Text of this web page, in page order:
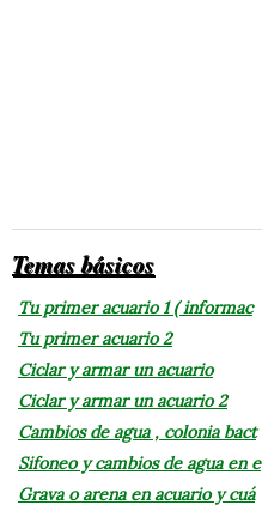
Temas básicos
Tu primer acuario 1 ( informac
Tu primer acuario 2
Ciclar y armar un acuario
Ciclar y armar un acuario 2
Cambios de agua , colonia bact
Sifoneo y cambios de agua en e
Grava o arena en acuario y cuá